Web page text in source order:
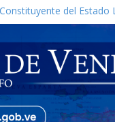
del Estado
V, Caracas 09 de marzo